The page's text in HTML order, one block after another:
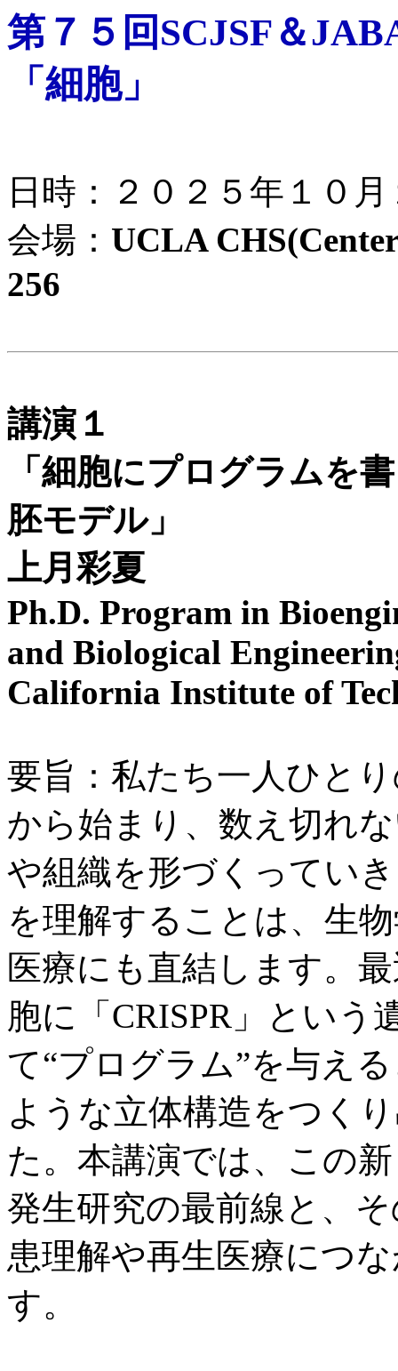
第７５回SCJSF＆
「細胞」
日時：２０２５年１０
会場： UCLA
256
講演１
「細胞にプログラムを
胚モデル」
上月彩夏
Ph.D. Program in
and Biological
California Institute of
要旨：私たち一人ひと
から始まり、数え切れ
や組織を形づくってい
を理解することは、生
医療にも直結します。
胞に「CRISPR」という
て“プログラム”を与え
ような立体構造をつく
た。本講演では、この
発生研究の最前線と、
患理解や再生医療につ
す。